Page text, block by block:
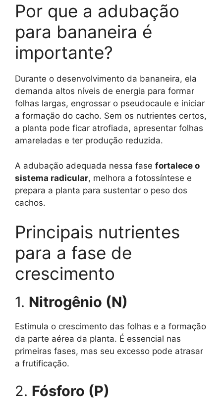
Por que a adubação
para bananeira é
importante?
Durante o desenvolvimento da bananeira, ela
demanda altos níveis de energia para formar
folhas largas, engrossar o pseudocaule e iniciar
a formação do cacho. Sem os nutrientes certos,
a planta pode ficar atrofiada, apresentar folhas
amareladas e ter produção reduzida.
A adubação adequada nessa fase fortalece o
sistema radicular, melhora a fotossíntese e
prepara a planta para sustentar o peso dos
cachos.
Principais nutrientes
para a fase de
crescimento
1. Nitrogênio (N)
Estimula o crescimento das folhas e a formação
da parte aérea da planta. É essencial nas
primeiras fases, mas seu excesso pode atrasar
a frutificação.
2. Fósforo (P)